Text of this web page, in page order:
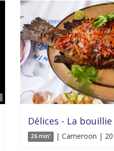
Délices - La
26 min' | Cameroon |